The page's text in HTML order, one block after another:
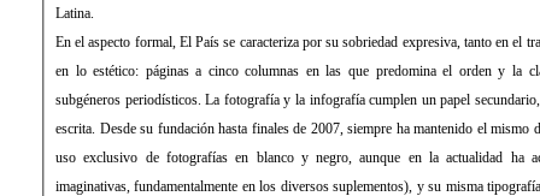
Latina.
En el aspecto formal, El País se caracteriza por su sobriedad expresiva, tanto en el tratamiento de la información como
en lo estético: páginas a cinco columnas en las que predomina el orden y la clara distribución de los distintos
subgéneros periodísticos. La fotografía y la infografía cumplen un papel secundario, de mero apoyo a la información
escrita. Desde su fundación hasta finales de 2007, siempre ha mantenido el mismo diseño, sin apenas evolución (con
uso exclusivo de fotografías en blanco y negro, aunque en la actualidad ha aceptado el color y formas más
imaginativas, fundamentalmente en los diversos suplementos), y su misma tipografía: la Times Roman. La empresa a